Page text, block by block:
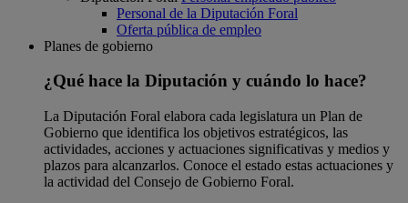
Personal de la Diputación Foral
Oferta pública de empleo
Planes de gobierno
¿Qué hace la Diputación y cuándo lo hace?
La Diputación Foral elabora cada legislatura un Plan de
Gobierno que identifica los objetivos estratégicos, las
actividades, acciones y actuaciones significativas y medios y
plazos para alcanzarlos. Conoce el estado estas actuaciones y
la actividad del Consejo de Gobierno Foral.